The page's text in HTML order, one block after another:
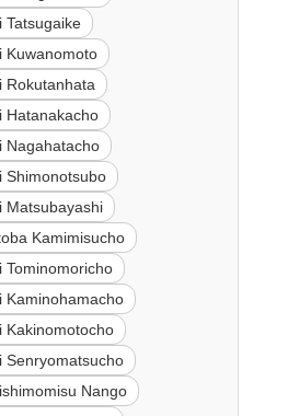
Tatsugaike
Kuwanomoto
Rokutanhata
Hatanakacho
Nagahatacho
Shimonotsubo
Matsubayashi
Kamimisucho
Tominomoricho
Kaminohamacho
Kakinomotocho
Senryomatsucho
Nango